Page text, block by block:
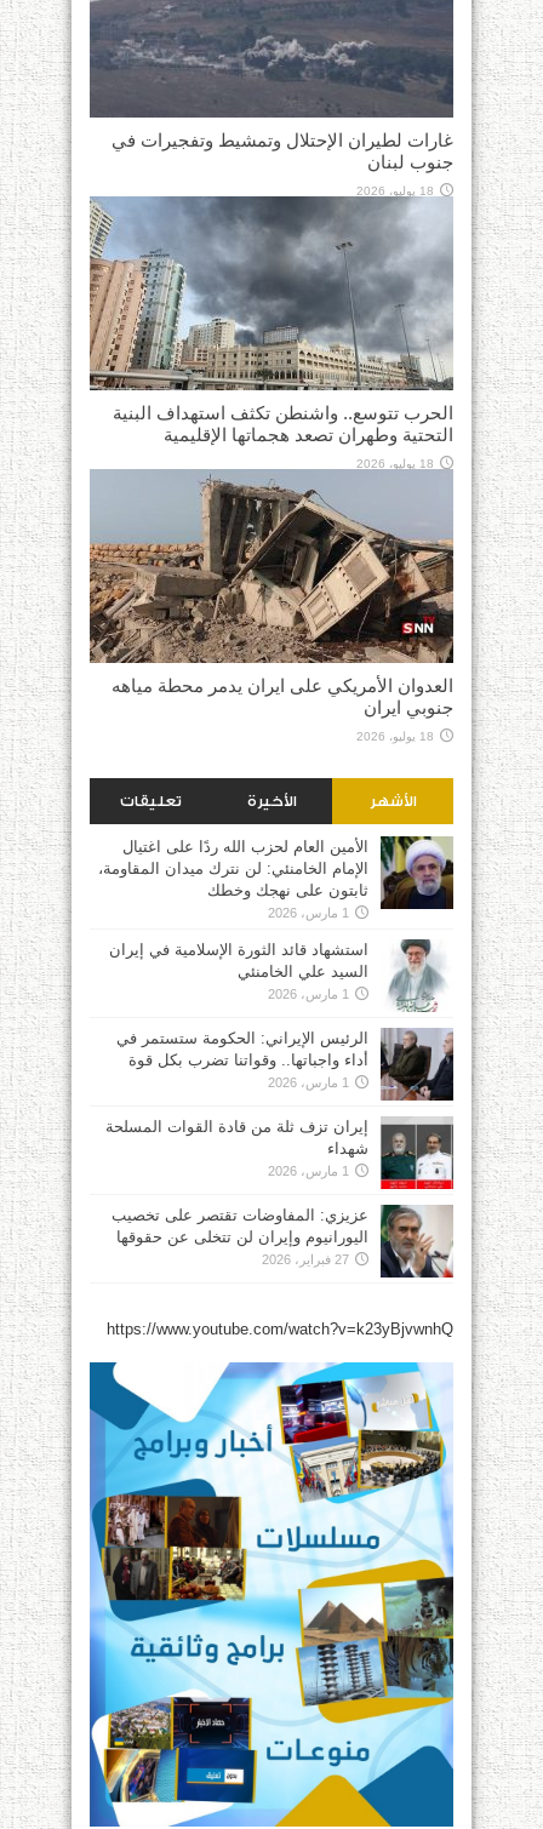
غارات لطيران الإحتلال وتمشيط وتفجيرات في
جنوب لبنان
18 يوليو، 2026
الحرب تتوسع.. واشنطن تكثف استهداف البنية
التحتية وطهران تصعد هجماتها الإقليمية
18 يوليو، 2026
العدوان الأمريكي على ايران يدمر محطة مياهه
جنوبي ايران
18 يوليو، 2026
الأشهر الأخيرة تعليقات
الأمين العام لحزب الله ردًا على اغتيال
الإمام الخامنئي: لن نترك ميدان المقاومة،
ثابتون على نهجك وخطك
1 مارس، 2026
استشهاد قائد الثورة الإسلامية في إيران
السيد علي الخامنئي
1 مارس، 2026
الرئيس الإيراني: الحكومة ستستمر في
أداء واجباتها.. وقواتنا تضرب بكل قوة
1 مارس، 2026
إيران تزف ثلة من قادة القوات المسلحة
شهداء
1 مارس، 2026
عزيزي: المفاوضات تقتصر على تخصيب
اليورانيوم وإيران لن تتخلى عن حقوقها
27 فبراير، 2026
https://www.youtube.com/watch?v=k23yBjvwnhQ